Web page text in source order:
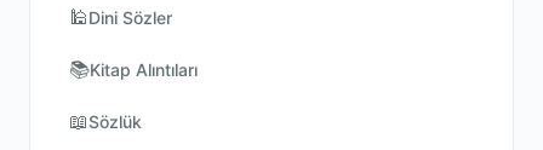
🕌Dini Sözler
📚Kitap Alıntıları
📖Sözlük